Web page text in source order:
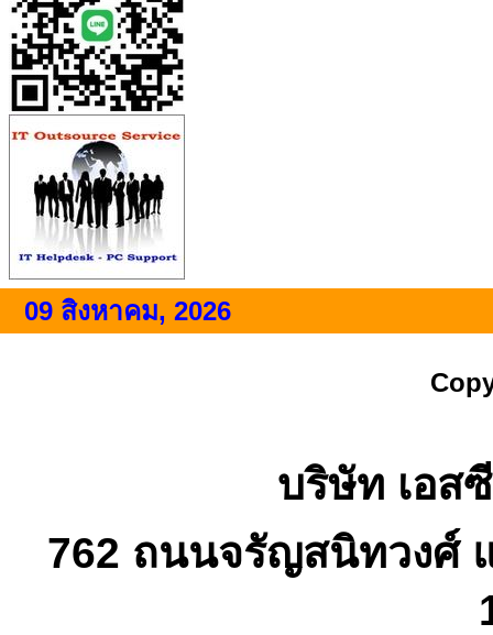
09 สิงหาคม, 2026
บริษัท เอส
762 ถนนจรัญสนิทวงศ์